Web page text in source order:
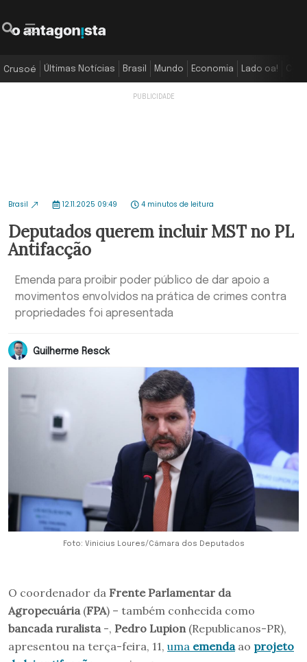
Crusoé Últimas Notícias Brasil Mundo Economia Lado oa!
Brasil 12.11.2025 09:49 4 minutos de leitura
Deputados querem incluir MST no PL
Antifacção
Emenda para proibir poder público de dar apoio a
movimentos envolvidos na prática de crimes contra
propriedades foi apresentada
Guilherme Resck
Foto: Vinicius Loures/Câmara dos Deputados
O coordenador da Frente Parlamentar da
Agropecuária (FPA) – também conhecida como
bancada ruralista -, Pedro Lupion (Republicanos-PR),
apresentou na terça-feira, 11, uma emendaao projeto